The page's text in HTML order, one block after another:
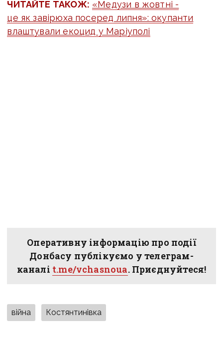
ЧИТАЙТЕ ТАКОЖ: «Медузи в жовтні -
це як завірюха посеред липня»: окупанти
влаштували екоцид у Маріуполі
Оперативну інформацію про події
Донбасу публікуємо у телеграм-
каналі t.me/vchasnoua. Приєднуйтеся!
війна Костянтинівка